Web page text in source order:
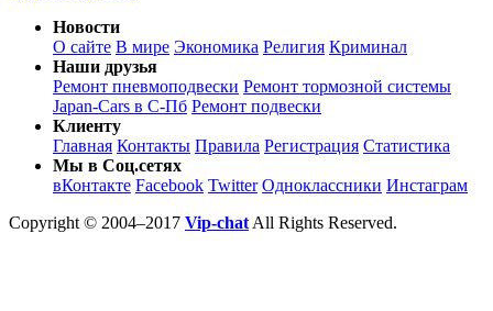
Новости
О сайте В мире Экономика Религия Криминал
Наши друзья
Ремонт пневмоподвески Ремонт тормозной системы
Japan-Cars в С-Пб Ремонт подвески
Клиенту
Главная Контакты Правила Регистрация Статистика
Мы в Соц.сетях
вКонтакте Facebook Twitter Одноклассники Инстаграм
Copyright © 2004–2017 Vip-chat All Rights Reserved.